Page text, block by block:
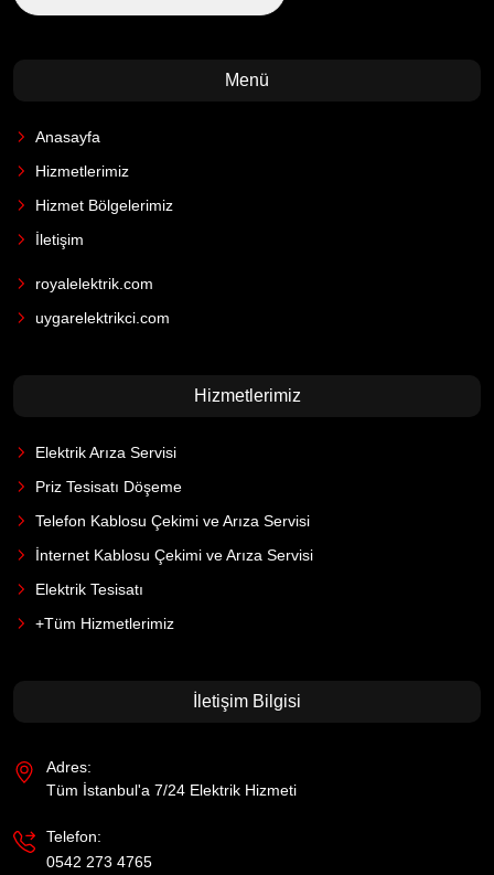
Menü
Anasayfa
Hizmetlerimiz
Hizmet Bölgelerimiz
İletişim
royalelektrik.com
uygarelektrikci.com
Hizmetlerimiz
Elektrik Arıza Servisi
Priz Tesisatı Döşeme
Telefon Kablosu Çekimi ve Arıza Servisi
İnternet Kablosu Çekimi ve Arıza Servisi
Elektrik Tesisatı
+Tüm Hizmetlerimiz
İletişim Bilgisi
Adres:
Tüm İstanbul'a 7/24 Elektrik Hizmeti
Telefon:
0542 273 4765